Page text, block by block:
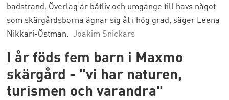
badstrand. Överlag är båtliv och umgänge till havs något
som skärgårdsborna ägnar sig åt i hög grad, säger Leena
Nikkari-Östman. Joakim Snickars
I år föds fem barn i Maxmo
skärgård - "vi har naturen,
turismen och varandra"